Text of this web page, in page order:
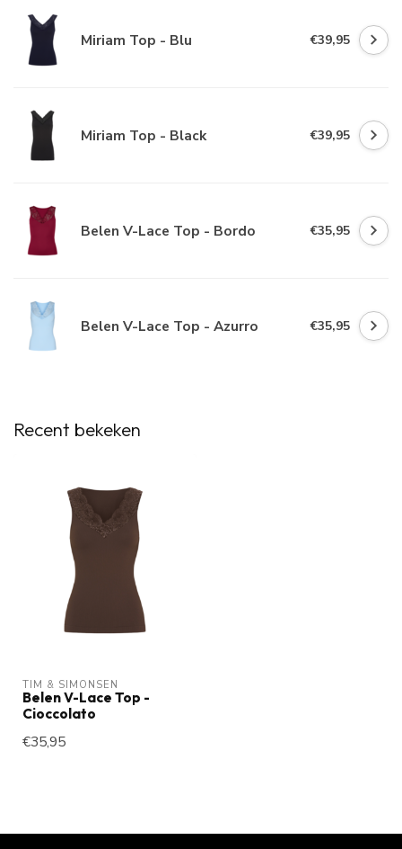
Miriam Top - Blu €39,95
Miriam Top - Black €39,95
Belen V-Lace Top - Bordo €35,95
Belen V-Lace Top - Azurro €35,95
Recent bekeken
TIM & SIMONSEN
Belen V-Lace Top -
Cioccolato
€35,95